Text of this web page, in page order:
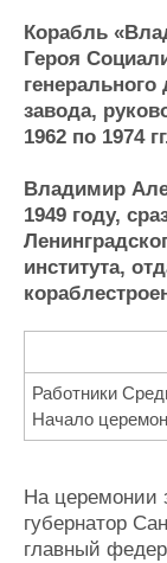
Корабль
Героя
завода,
1962 по 1974
Владимир
1949 году,
института,
Работники
Начало
На церемонии
губернатор
главный